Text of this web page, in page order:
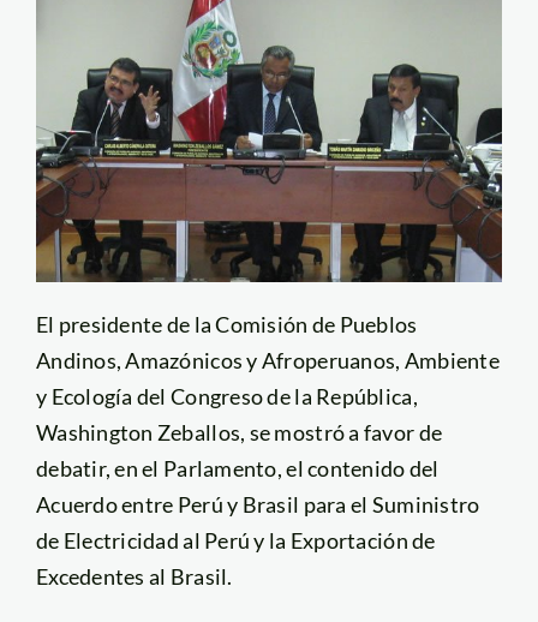
El presidente de la Comisión de Pueblos
Andinos, Amazónicos y Afroperuanos, Ambiente
y Ecología del Congreso de la República,
Washington Zeballos, se mostró a favor de
debatir, en el Parlamento, el contenido del
Acuerdo entre Perú y Brasil para el Suministro
de Electricidad al Perú y la Exportación de
Excedentes al Brasil.